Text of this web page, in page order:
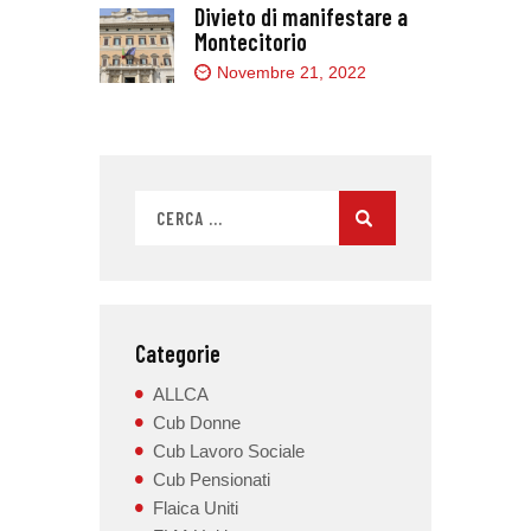
Divieto di manifestare a
Montecitorio
Novembre 21, 2022
Categorie
ALLCA
Cub Donne
Cub Lavoro Sociale
Cub Pensionati
Flaica Uniti